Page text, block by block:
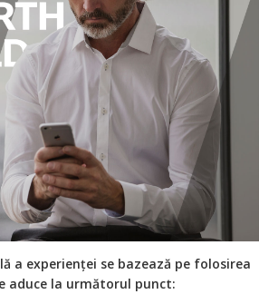
a experienței se bazează pe folosirea
aduce la următorul punct: